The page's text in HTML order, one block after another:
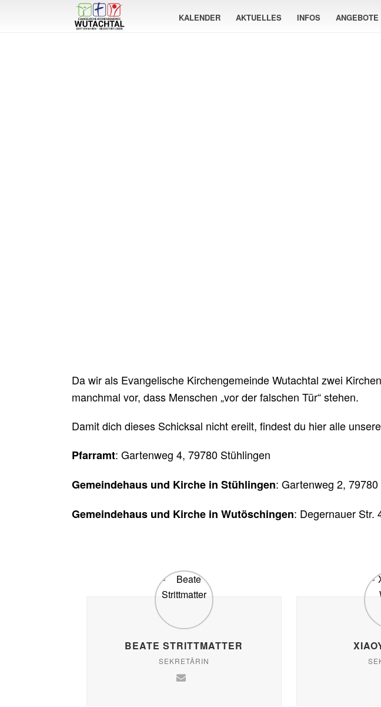
KALENDER AKTUELLES INFOS ANGEBOTE
Da wir als Evangelische Kirchengemeinde Wutachtal zwei
manchmal vor, dass Menschen „vor der falschen Tür“ stehen.
Damit dich dieses Schicksal nicht ereilt, findest du hier alle
Pfarramt: Gartenweg 4, 79780 Stühlingen
Gemeindehaus und Kirche in Stühlingen: Gartenweg 2,
Gemeindehaus und Kirche in Wutöschingen: Degernauer Str.
BEATE STRITTMATTER
SEKRETÄRIN